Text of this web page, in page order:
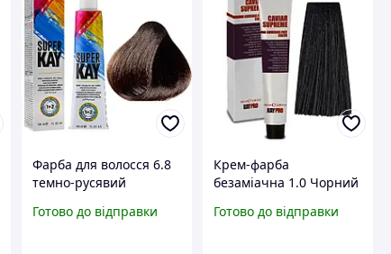
Фарба для волосся 6.8
темно-русявий
KayPro, 180 мл
Готово до відправки
Крем-фарба
безаміачна 1.0 Чорний
100 мл
Готово до відправки